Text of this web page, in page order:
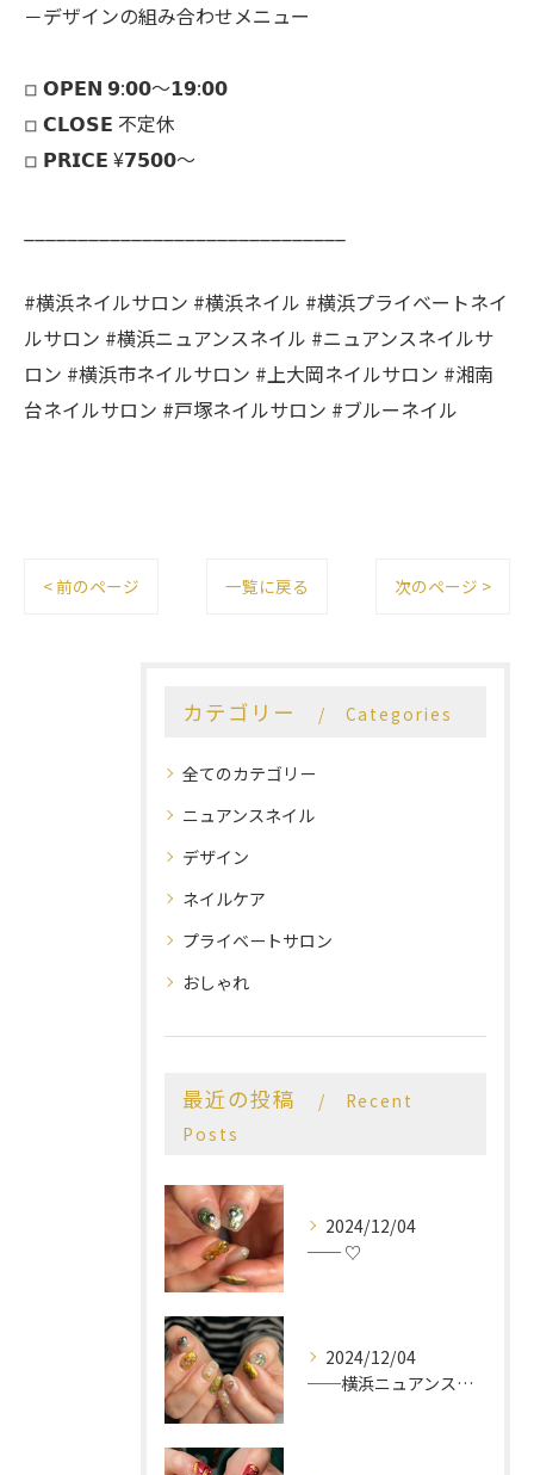
－デザインの組み合わせメニュー
◽︎ 𝗢𝗣𝗘𝗡 𝟵:𝟬𝟬～𝟭𝟵:𝟬𝟬
◽︎ 𝗖𝗟𝗢𝗦𝗘 不定休
◽︎ 𝗣𝗥𝗜𝗖𝗘 ¥𝟳𝟱𝟬𝟬～
#横浜ネイルサロン #横浜ネイル #横浜プライベートネイ
ルサロン #横浜ニュアンスネイル #ニュアンスネイルサ
ロン #横浜市ネイルサロン #上大岡ネイルサロン #湘南
台ネイルサロン #戸塚ネイルサロン #ブルーネイル
< 前のページ 一覧に戻る 次のページ >
カテゴリー Categories
全てのカテゴリー
ニュアンスネイル
デザイン
ネイルケア
プライベートサロン
おしゃれ
最近の投稿
Recent
Posts
2024/12/04
── ♡
2024/12/04
──横浜ニュアンスネイルサロン♡